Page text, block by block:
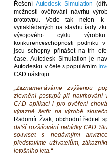
ŘešeníAutodesk Simulation
možnosti ověřování návrhu
prototypu. Vede tak nejen k
vynakládaných na stavbu řady
vývojového cyklu
konkurenceschopnosti podniku
jsou schopny přinášet na trh
čase. Autodesk Simulation je
Autodesku, v čele s populárním
CAD nástrojů.
„Zaznamenáváme zvýšenou
zlevnění postupů při navrhování
CAD aplikací i pro ověření
výrazně šetřit na výrobě
Radomír Žvak, obchodní ředitel
další rozšiřování nabídky CAD
souviset s nedávnými
představíme uživatelům,
letošního léta.“